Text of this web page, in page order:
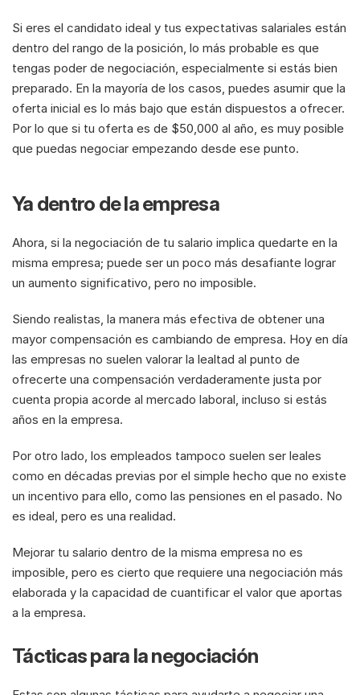
Si eres el candidato ideal y tus expectativas salariales están
dentro del rango de la posición, lo más probable es que
tengas poder de negociación, especialmente si estás bien
preparado. En la mayoría de los casos, puedes asumir que la
oferta inicial es lo más bajo que están dispuestos a ofrecer.
Por lo que si tu oferta es de $50,000 al año, es muy posible
que puedas negociar empezando desde ese punto.
Ya dentro de la empresa
Ahora, si la negociación de tu salario implica quedarte en la
misma empresa; puede ser un poco más desafiante lograr
un aumento significativo, pero no imposible.
Siendo realistas, la manera más efectiva de obtener una
mayor compensación es cambiando de empresa. Hoy en día
las empresas no suelen valorar la lealtad al punto de
ofrecerte una compensación verdaderamente justa por
cuenta propia acorde al mercado laboral, incluso si estás
años en la empresa.
Por otro lado, los empleados tampoco suelen ser leales
como en décadas previas por el simple hecho que no existe
un incentivo para ello, como las pensiones en el pasado. No
es ideal, pero es una realidad.
Mejorar tu salario dentro de la misma empresa no es
imposible, pero es cierto que requiere una negociación más
elaborada y la capacidad de cuantificar el valor que aportas
a la empresa.
Tácticas para la negociación